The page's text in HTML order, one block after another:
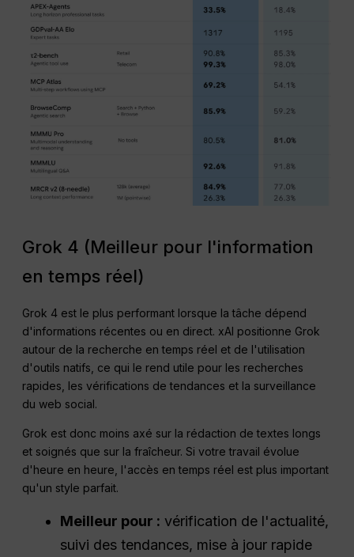
Grok 4 (Meilleur pour l'information
en temps réel)
Grok 4 est le plus performant lorsque la tâche dépend
d'informations récentes ou en direct. xAI positionne Grok
autour de la recherche en temps réel et de l'utilisation
d'outils natifs, ce qui le rend utile pour les recherches
rapides, les vérifications de tendances et la surveillance
du web social.
Grok est donc moins axé sur la rédaction de textes longs
et soignés que sur la fraîcheur. Si votre travail évolue
d'heure en heure, l'accès en temps réel est plus important
qu'un style parfait.
Meilleur pour : vérification de l'actualité,
suivi des tendances, mise à jour rapide